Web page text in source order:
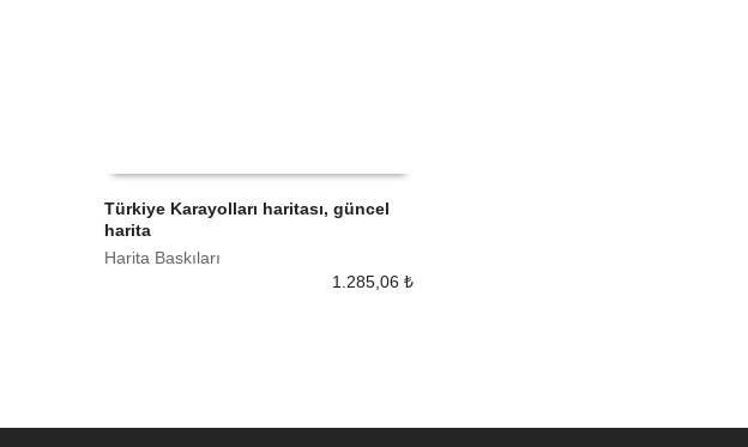
Türkiye Karayolları haritası, güncel
harita
Harita Baskıları
1.285,06 ₺